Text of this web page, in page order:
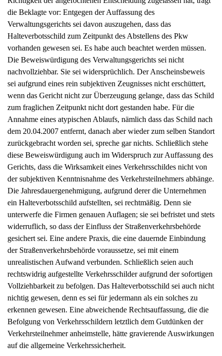
wenn das Gericht nicht zur Überzeugung gelange, dass das Schild
zum fraglichen Zeitpunkt nicht dort gestanden habe. Für die
Annahme eines atypischen Ablaufs, nämlich dass das Schild nach
dem 20.04.2007 entfernt, danach aber wieder zum selben Standort
zurückgebracht worden sei, spreche gar nichts. Schließlich stehe
diese Beweiswürdigung auch im Widerspruch zur Auffassung des
Gerichts, dass die Wirksamkeit eines Verkehrsschildes nicht von
der subjektiven Kenntnisnahme des Verkehrsteilnehmers abhänge.
Die Jahresdauergenehmigung, aufgrund derer die Unternehmen
ein Halteverbotsschild aufstellten, sei rechtmäßig. Denn sie
unterwerfe die Firmen genauen Auflagen; sie sei befristet und stets
widerruflich, so dass der Einfluss der Straßenverkehrsbehörde
gesichert sei. Eine andere Praxis, die eine dauernde Einbindung
der Straßenverkehrsbehörde voraussetze, sei mit einem
unrealistischen Aufwand verbunden. Schließlich seien auch
rechtswidrig aufgestellte Verkehrsschilder aufgrund der sofortigen
Vollziehbarkeit zu befolgen. Das Halteverbotsschild sei auch nicht
nichtig gewesen, denn es sei für jedermann als ein solches zu
erkennen gewesen. Eine abweichende Rechtsauffassung, die die
Befolgung von Verkehrsschildern letztlich dem Gutdünken der
Verkehrsteilnehmer anheimstelle, hätte gravierende Auswirkungen
auf die allgemeine Verkehrssicherheit.
Die Beklagte beantragt,
das Urteil des Verwaltungsgerichts Karlsruhe vom 9. September
2008 – 3 K 571/08 – zu ändern und die Klage abzuweisen.
Der Kläger beantragt,